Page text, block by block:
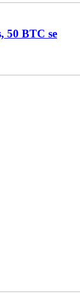
50 BTC se